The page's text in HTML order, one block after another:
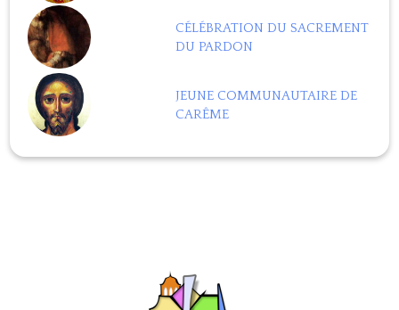
CÉLÉBRATION DU SACREMENT
DU PARDON
JEUNE COMMUNAUTAIRE DE
CARÊME